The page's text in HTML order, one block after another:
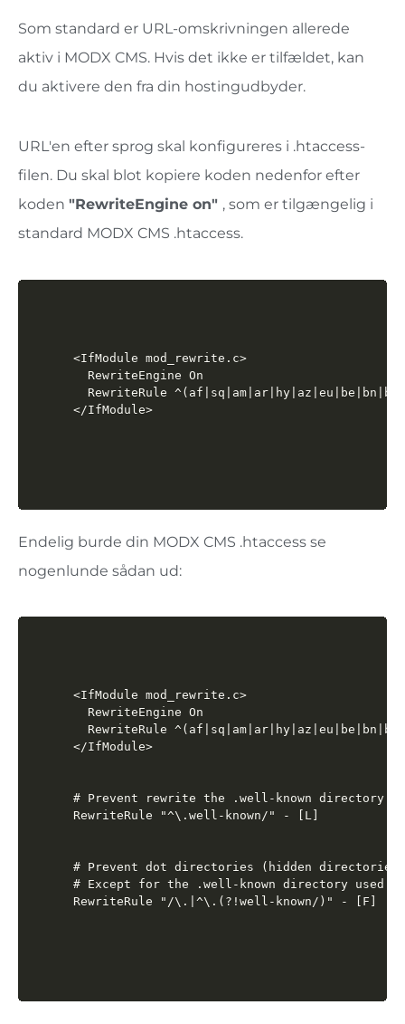
Som standard er URL-omskrivningen allerede
aktiv i MODX CMS. Hvis det ikke er tilfældet, kan
du aktivere den fra din hostingudbyder.
URL'en efter sprog skal konfigureres i .htaccess-
filen. Du skal blot kopiere koden nedenfor efter
koden "RewriteEngine on" , som er tilgængelig i
standard MODX CMS .htaccess.
<IfModule mod_rewrite.c>
  RewriteEngine On
RewriteRule
</IfModule>
Endelig burde din MODX CMS .htaccess se
nogenlunde sådan ud:
<IfModule mod_rewrite.c>
  RewriteEngine On
RewriteRule
</IfModule>
# Prevent rewrite the .well-known directory
RewriteRule "^\.well-known/" - [L]
# Prevent dot directories (hidden
# Except for the .well-known directory used
RewriteRule "/\.|^\.(?!well-known/)" - [F]